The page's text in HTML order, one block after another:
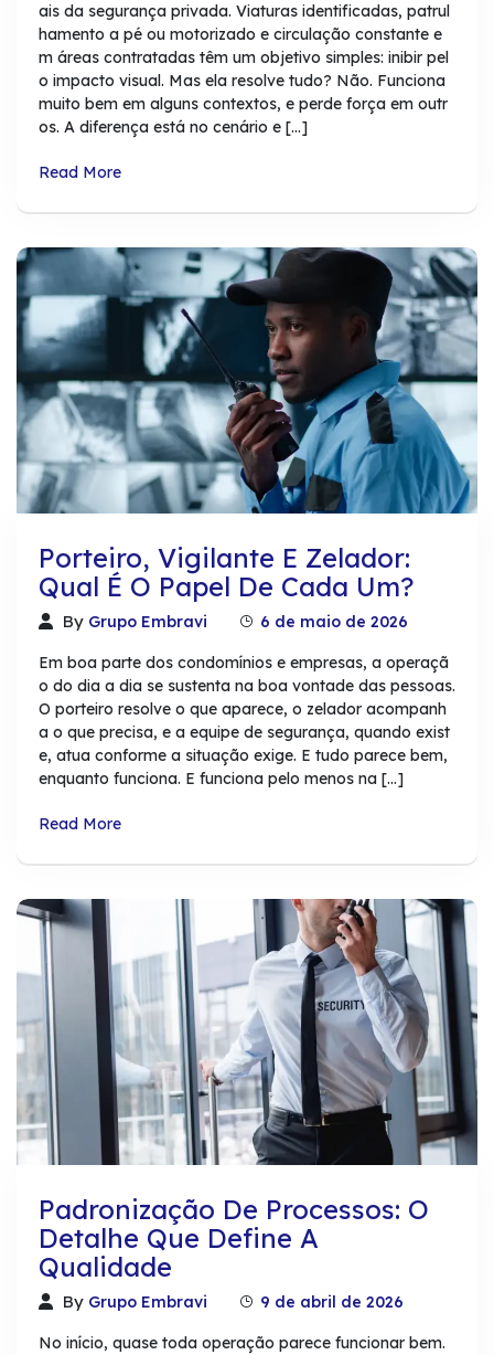
ais da segurança privada. Viaturas identificadas, patrul
hamento a pé ou motorizado e circulação constante e
m áreas contratadas têm um objetivo simples: inibir pel
o impacto visual. Mas ela resolve tudo? Não. Funciona
muito bem em alguns contextos, e perde força em outr
os. A diferença está no cenário e […]
Read More
Porteiro, Vigilante E Zelador:
Qual É O Papel De Cada Um?
By Grupo Embravi 6 de maio de 2026
Em boa parte dos condomínios e empresas, a operaçã
o do dia a dia se sustenta na boa vontade das pessoas.
O porteiro resolve o que aparece, o zelador acompanh
a o que precisa, e a equipe de segurança, quando exist
e, atua conforme a situação exige. E tudo parece bem,
enquanto funciona. E funciona pelo menos na […]
Read More
Padronização De Processos: O
Detalhe Que Define A
Qualidade
By Grupo Embravi 9 de abril de 2026
No início, quase toda operação parece funcionar bem.